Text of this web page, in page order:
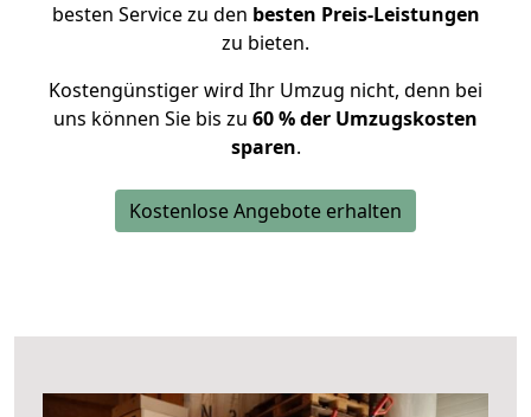
besten Service zu den besten Preis-Leistungen
zu bieten.
Kostengünstiger wird Ihr Umzug nicht, denn bei
uns können Sie bis zu 60 % der Umzugskosten
sparen.
Kostenlose Angebote erhalten